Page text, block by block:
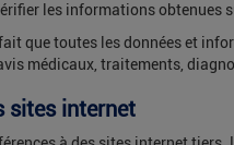
les informations obtenues
que toutes les données et
médicaux, traitements,
sites internet